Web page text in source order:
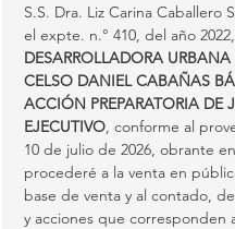
S.S. Dra. Liz Carina Caballero
el expte. n.° 410, del año
DESARROLLADORA
CELSO DANIEL CABAÑAS
ACCIÓN PREPARATORIA DE
EJECUTIVO, conforme al
10 de julio de 2026, obrante
procederé a la venta en
base de venta y al contado,
y acciones que corresponden